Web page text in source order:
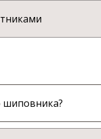
шиповника?